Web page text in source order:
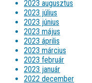
2023 augusztus
2023 július
2023 június
2023 május
2023 április
2023 március
2023 február
2023 január
2022 december